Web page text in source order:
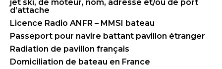
jet ski, de moteur, nom, adresse et/ou de port
d’attache
Licence Radio ANFR – MMSI bateau
Passeport pour navire battant pavillon étranger
Radiation de pavillon français
Domiciliation de bateau en France